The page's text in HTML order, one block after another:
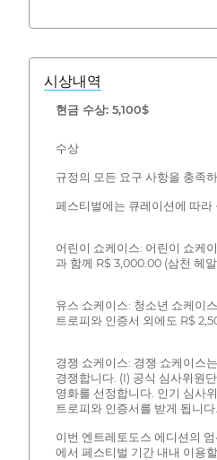
시상내역
현금 수상: 5,100$
수상
규정의 모든 요구 사항을 충족
페스티벌에는 큐레이션에 따라
어린이 쇼케이스: 어린이 쇼케
과 함께 R$ 3,000.00 (삼천 헤
유스 쇼케이스: 청소년 쇼케이
트로피와 인증서 외에도 R$
경쟁 쇼케이스: 경쟁 쇼케이스
경쟁합니다. (I) 공식 심사위원
영화를 선정합니다. 인기 심사
트로피와 인증서를 받게 됩니
이번 엔트레토도스 에디션의
에서 페스티벌 기간 내내 이용